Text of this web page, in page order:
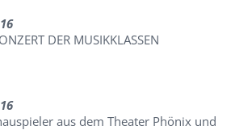
DER MUSIKKLASSEN
aus dem Theater Phönix und